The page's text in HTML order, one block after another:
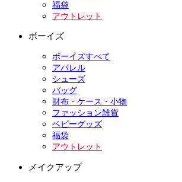
福袋
アウトレット
ボーイズ
ボーイズすべて
アパレル
シューズ
バッグ
財布・ケース・小物
ファッション雑貨
ベビーグッズ
福袋
アウトレット
メイクアップ